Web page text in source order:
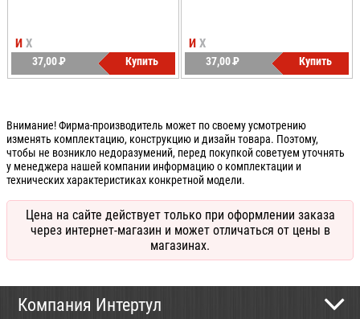
И Х
37,00P
УБ.
Купить
И Х
37,00P
УБ.
Купить
Внимание! Фирма-производитель может по своему усмотрению
изменять комплектацию, конструкцию и дизайн товара. Поэтому,
чтобы не возникло недоразумений, перед покупкой советуем уточнять
у менеджера нашей компании информацию о комплектации и
технических характеристиках конкретной модели.
Цена на сайте действует только при оформлении заказа
через интернет-магазин и может отличаться от цены в
магазинах.
Компания Интертул